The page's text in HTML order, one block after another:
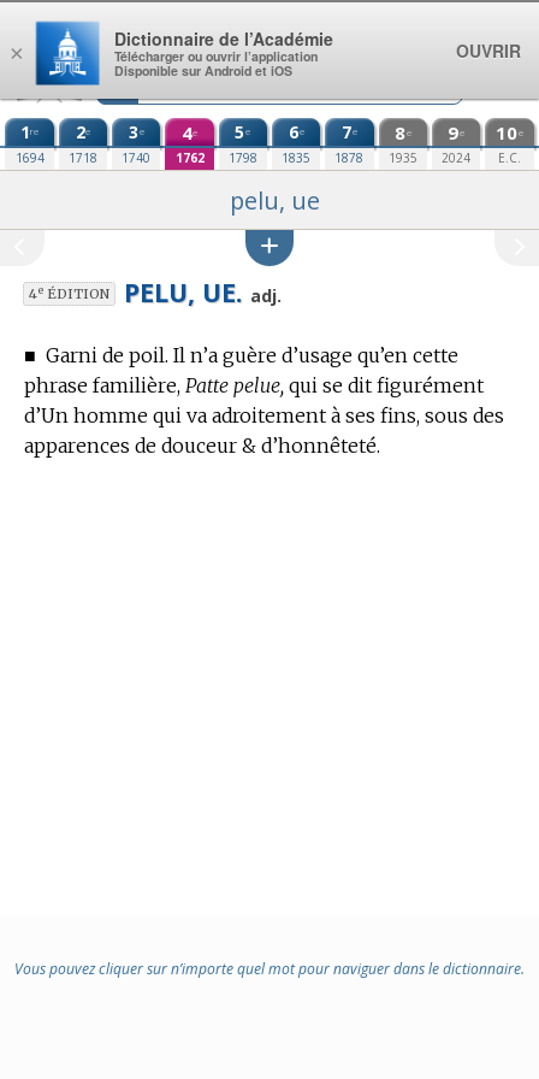
Aller au contenu
1re
1694
2e
1718
3e
1740
4e
1762
5e
1798
6e
1835
7e
1878
8e
1935
9e
2024
10e
E.C.
pelu, ue
4eÉDITION PELU, UE. adj.
■ Garni de poil. Il n’a guère d’usage qu’en cette
phrase familière, Patte pelue, qui se dit figurément
d’Un homme qui va adroitement à ses fins, sous des
apparences de douceur & d’honnêteté.
Vous pouvez cliquer sur n’importe quel mot pour naviguer dans le dictionnaire.
×
Dictionnaire de l’Académie
Télécharger ou ouvrir l’application
Disponible sur Android et iOS
OUVRIR